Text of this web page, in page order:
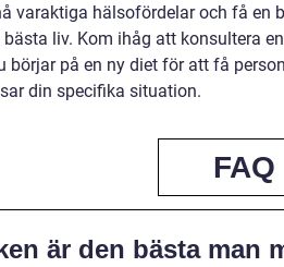
varaktiga hälsofördelar och få en
liv. Kom ihåg att konsultera
börjar på en ny diet för att få
din specifika situation.
FAQ
är den bästa man